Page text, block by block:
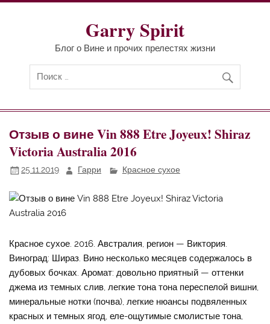
Перейти
Garry Spirit
Блог о Вине и прочих прелестях жизни
Отзыв о вине Vin 888 Etre Joyeux! Shiraz
Victoria Australia 2016
25.11.2019 Гарри Красное сухое
Красное сухое. 2016. Австралия, регион — Виктория.
Виноград: Шираз. Вино несколько месяцев содержалось в
дубовых бочках. Аромат: довольно приятный — оттенки
джема из темных слив, легкие тона тона переспелой вишни,
минеральные нотки (почва), легкие нюансы подвяленных
красных и темных ягод, еле-ощутимые смолистые тона,